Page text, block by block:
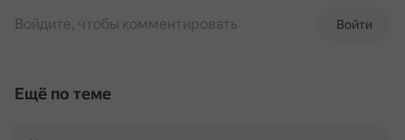
Войти
Войдите, чтобы комментировать
Ещё по теме